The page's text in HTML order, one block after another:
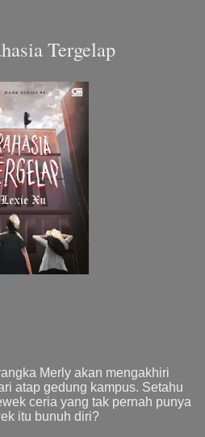
Tergelap
Merly akan mengakhiri
atap gedung kampus. Setahu
ceria yang tak pernah punya
itu bunuh diri?